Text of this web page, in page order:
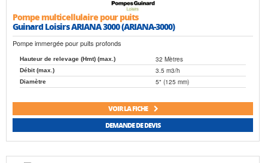
Pompe multicellulaire pour puits
Guinard Loisirs ARIANA 3000 (ARIANA-3000)
Pompe immergée pour puits profonds
Hauteur de relevage (Hmt) (max.) 32 Mètres
Débit (max.) 3.5 m3/h
Diamètre 5" (125 mm)
VOIR LA FICHE
DEMANDE DE DEVIS